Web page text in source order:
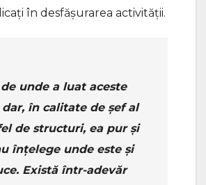
în desfășurarea activității.
unde a luat aceste
în calitate de șef al
de structuri, ea pur și
înțelege unde este și
Există într-adevăr